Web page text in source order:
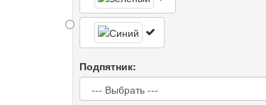
Подпятник: